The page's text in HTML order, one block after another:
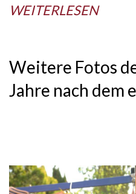
WEITERLESEN
Weitere Fotos
Jahre nach dem